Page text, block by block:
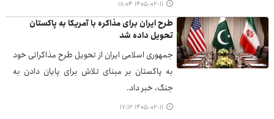
۱۴۰۵-۰۲-۱۱ ۱۸:۰۴
طرح ایران برای مذاکره با آمریکا به پاکستان
تحویل داده شد
جمهوری اسلامی ایران از تحویل طرح مذاکراتی خود
به پاکستان بر مبنای تلاش برای پایان دادن به
جنگ، خبر داد.
۱۴۰۵-۰۲-۱۱ ۱۷:۱۲